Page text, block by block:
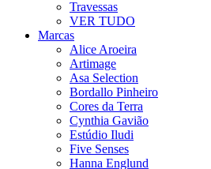
Travessas
VER TUDO
Marcas
Alice Aroeira
Artimage
Asa Selection
Bordallo Pinheiro
Cores da Terra
Cynthia Gavião
Estúdio Iludi
Five Senses
Hanna Englund